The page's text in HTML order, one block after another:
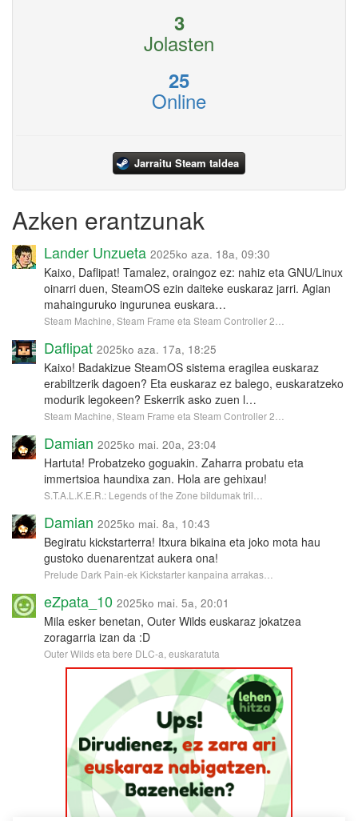
3
Jolasten
25
Online
Jarraitu Steam taldea
Azken erantzunak
Lander Unzueta 2025ko aza. 18a, 09:30
Kaixo, Daflipat! Tamalez, oraingoz ez: nahiz eta GNU/Linux
oinarri duen, SteamOS ezin daiteke euskaraz jarri. Agian
mahainguruko ingurunea euskara…
Steam Machine, Steam Frame eta Steam Controller 2…
Daflipat 2025ko aza. 17a, 18:25
Kaixo! Badakizue SteamOS sistema eragilea euskaraz
erabiltzerik dagoen? Eta euskaraz ez balego, euskaratzeko
modurik legokeen? Eskerrik asko zuen l…
Steam Machine, Steam Frame eta Steam Controller 2…
Damian 2025ko mai. 20a, 23:04
Hartuta! Probatzeko goguakin. Zaharra probatu eta
immertsioa haundixa zan. Hola are gehixau!
S.T.A.L.K.E.R.: Legends of the Zone bildumak tril…
Damian 2025ko mai. 8a, 10:43
Begiratu kickstarterra! Itxura bikaina eta joko mota hau
gustoko duenarentzat aukera ona!
Prelude Dark Pain-ek Kickstarter kanpaina arrakas…
eZpata_10 2025ko mai. 5a, 20:01
Mila esker benetan, Outer Wilds euskaraz jokatzea
zoragarria izan da :D
Outer Wilds eta bere DLC-a, euskaratuta